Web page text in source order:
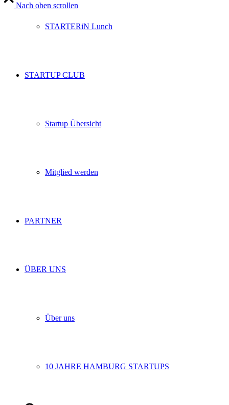
STARTERiN Lunch
STARTUP CLUB
Startup Übersicht
Mitglied werden
PARTNER
ÜBER UNS
Über uns
10 JAHRE HAMBURG STARTUPS
Nach oben scrollen